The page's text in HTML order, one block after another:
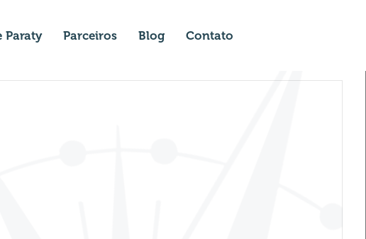
Paraty Parceiros Blog Contato